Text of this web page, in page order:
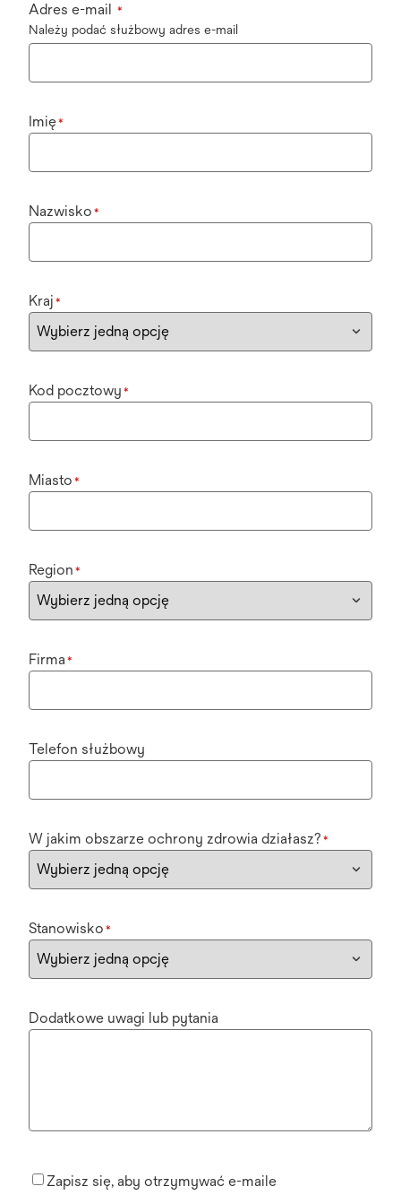
Adres e-mail *
Należy podać służbowy adres e-mail
Imię*
Nazwisko *
Kraj *
Kod pocztowy *
Miasto *
Region *
Firma *
Telefon służbowy
W jakim obszarze ochrony zdrowia działasz? *
Stanowisko *
Dodatkowe uwagi lub pytania
Zapisz się, aby otrzymywać e-maile